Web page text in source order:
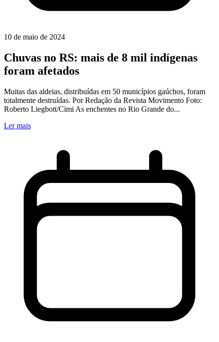
10 de maio de 2024
Chuvas no RS: mais de 8 mil indígenas
foram afetados
Muitas das aldeias, distribuídas em 50 municípios gaúchos, foram
totalmente destruídas. Por Redação da Revista Movimento Foto:
Roberto Liegbott/Cimi As enchentes no Rio Grande do...
Ler mais